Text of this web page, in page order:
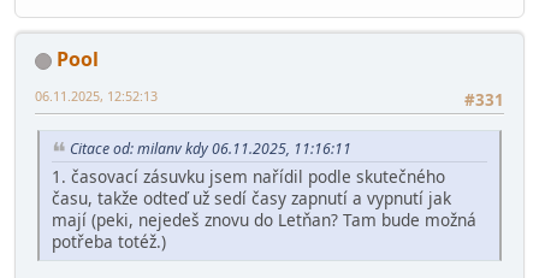
Pool
#331
06.11.2025, 12:52:13
Citace od: milanv kdy 06.11.2025, 11:16:11
1. časovací zásuvku jsem nařídil podle skutečného
času, takže odteď už sedí časy zapnutí a vypnutí jak
mají (peki, nejedeš znovu do Letňan? Tam bude možná
potřeba totéž.)